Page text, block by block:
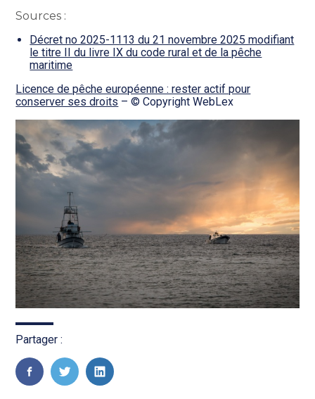
Sources :
Décret no 2025-1113 du 21 novembre 2025 modifiant
le titre II du livre IX du code rural et de la pêche
maritime
Licence de pêche européenne : rester actif pour
conserver ses droits – © Copyright WebLex
Partager :
FaceBook
TwitterLinkedIn